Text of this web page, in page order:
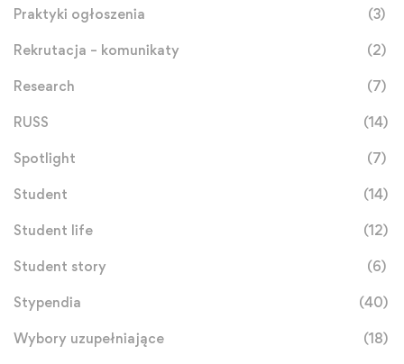
Praktyki ogłoszenia (3)
Rekrutacja – komunikaty (2)
Research (7)
RUSS (14)
Spotlight (7)
Student (14)
Student life (12)
Student story (6)
Stypendia (40)
Wybory uzupełniające (18)